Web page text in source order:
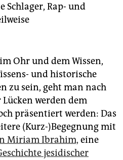
Schlager, Rap- und
Ohr und dem Wissen,
und historische
zu sein, geht man nach
werden dem
präsentiert werden: Das
(Kurz-)Begegnung mit
Miriam Ibrahim, eine
jesidischer